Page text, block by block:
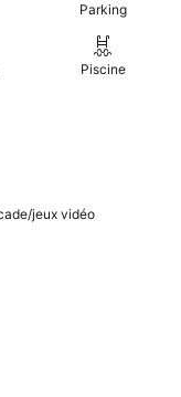
Parking
Piscine
jeux vidéo